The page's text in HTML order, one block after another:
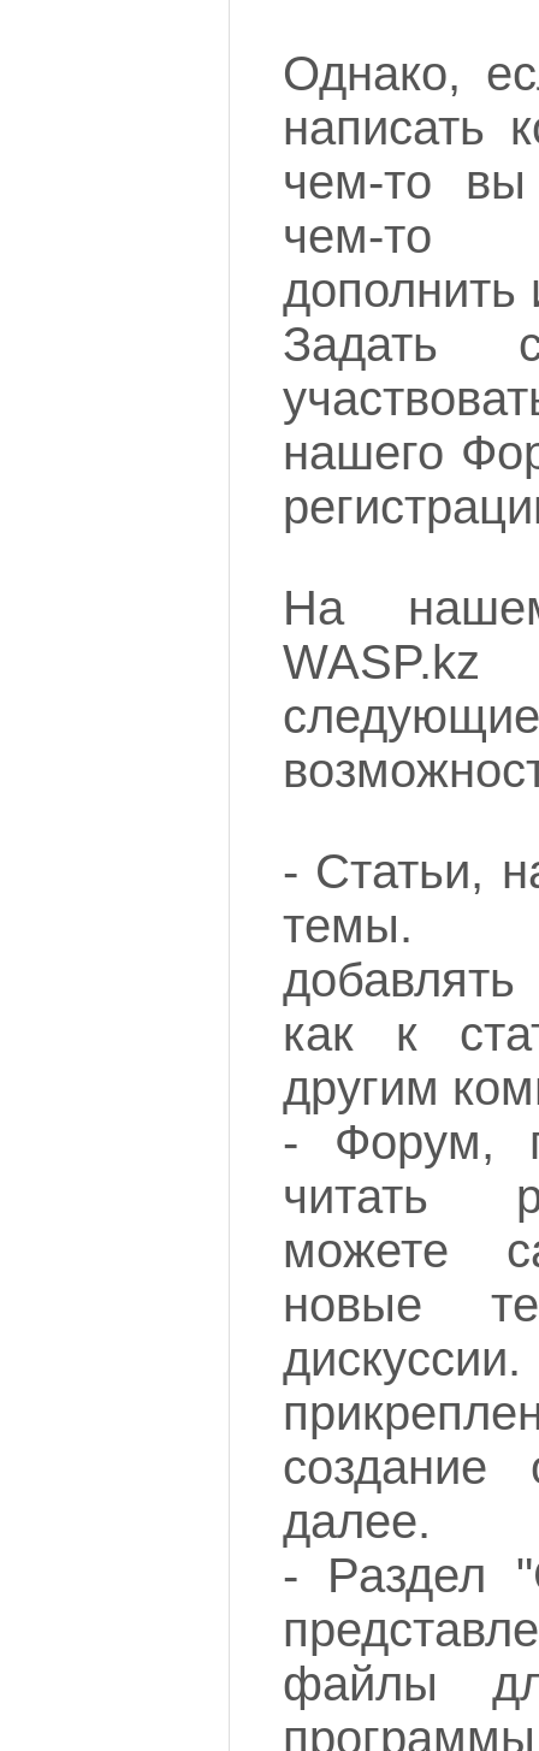
Однако,
написать
чем-то
чем-то
дополнить
Задать
нашего
На
- Статьи,
темы.
как к
другим
- Форум,
читать
можете
новые
создание
далее.
- Раздел
файлы